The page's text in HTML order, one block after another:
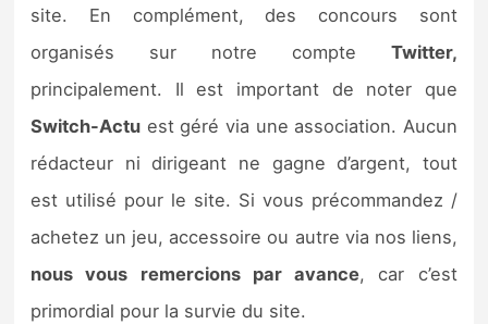
site. En complément, des concours sont
organisés sur notre compte Twitter,
principalement. Il est important de noter que
Switch-Actu est géré via une association. Aucun
rédacteur ni dirigeant ne gagne d’argent, tout
est utilisé pour le site. Si vous précommandez /
achetez un jeu, accessoire ou autre via nos liens,
nous vous remercions par avance, car c’est
primordial pour la survie du site.